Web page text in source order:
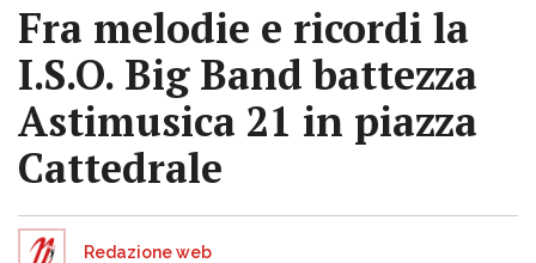
Fra melodie e ricordi la
I.S.O. Big Band battezza
Astimusica 21 in piazza
Cattedrale
Redazione web